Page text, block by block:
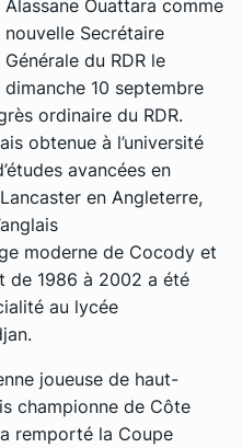
Alassane Ouattara comme
nouvelle Secrétaire
Générale du RDR le
dimanche 10 septembre
ordinaire du RDR.
obtenue à l’université
avancées en
en Angleterre,
moderne de Cocody et
de 1986 à 2002 a été
au lycée
joueuse de haut-
championne de Côte
remporté la Coupe